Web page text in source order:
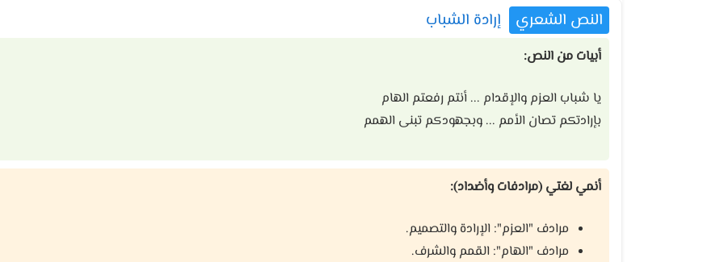
النص الشعري إرادة الشباب
أبيات من النص:
يا شباب العزم والإقدام ... أنتم رفعتم الهام
بإرادتكم تصان الأمم ... وبجهودكم تبنى الهمم
أنمي لغتي (مرادفات وأضداد):
مرادف "العزم": الإرادة والتصميم.
مرادف "الهام": القمم والشرف.